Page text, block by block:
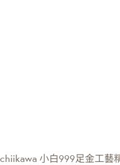
chiikawa 小白999足金工藝